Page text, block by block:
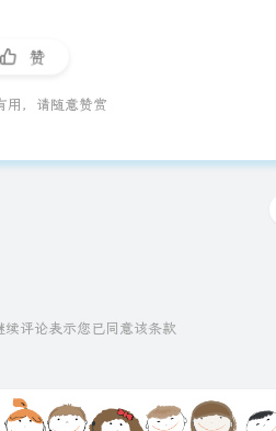
赞
用，请随意赞赏
评论表示您已同意该条款